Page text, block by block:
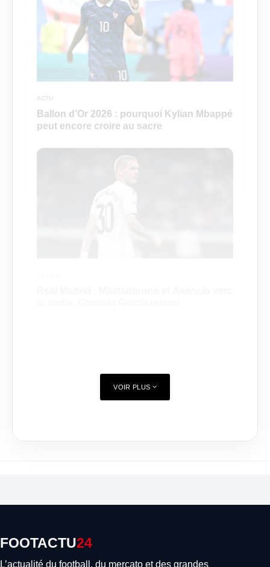
ACTU
Ballon d’Or 2026 : pourquoi Kylian Mbappé
peut encore croire au sacre
VOIR PLUS
FOOTACTU24
L’actualité du football, du mercato et des grandes